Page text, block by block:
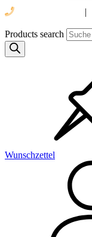
|
Products search
Wunschzettel